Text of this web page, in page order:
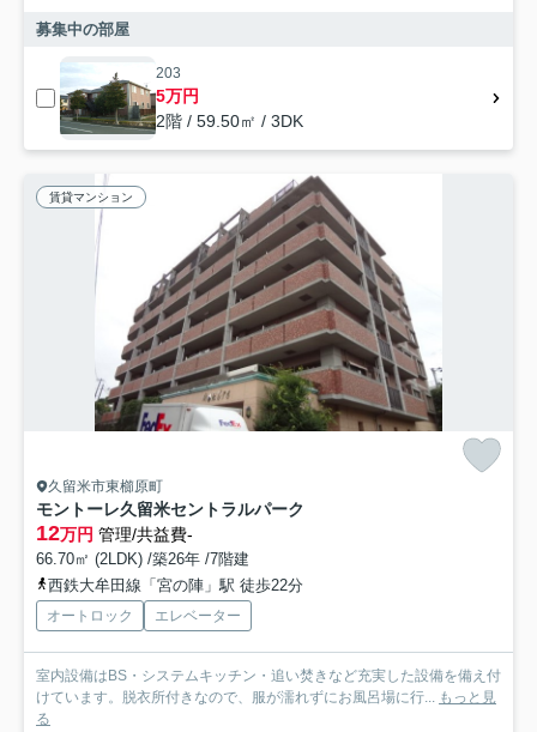
募集中の部屋
203
5万円
2階 / 59.50㎡ / 3DK
賃貸マンション
久留米市東櫛原町
モントーレ久留米セントラルパーク
12万円 管理/共益費-
66.70㎡ (2LDK) /築26年 /7階建
西鉄大牟田線「宮の陣」駅 徒歩22分
オートロック エレベーター
室内設備はBS・システムキッチン・追い焚きなど充実した設備を備え付
けています。脱衣所付きなので、服が濡れずにお風呂場に行... もっと見
る